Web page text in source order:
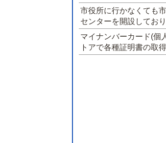
市役所に行かなくても
センターを開設してお
マイナンバーカード(個
トアで各種証明書の取